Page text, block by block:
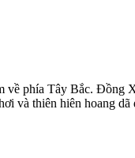
phía Tây Bắc. Đồng
và thiên hiên hoang